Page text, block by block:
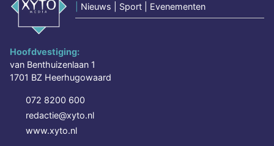
Nieuws | Sport | Evenementen
Hoofdvestiging:
van Benthuizenlaan 1
1701 BZ Heerhugowaard
072 8200 600
redactie@xyto.nl
www.xyto.nl